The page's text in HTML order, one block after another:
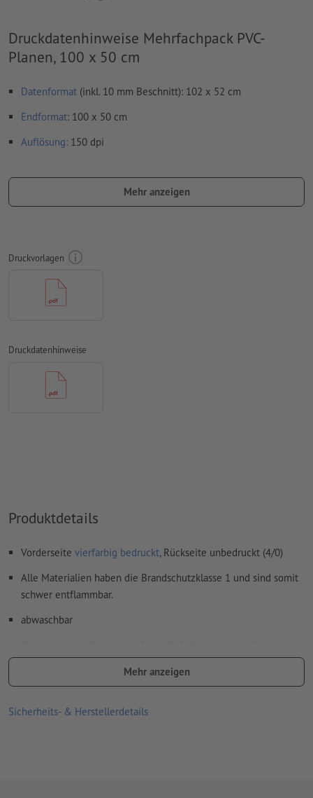
Druckdatenhinweise Mehrfachpack PVC-
Planen, 100 x 50 cm
Datenformat (inkl. 10 mm Beschnitt): 102 x 52 cm
Endformat: 100 x 50 cm
Auflösung: 150 dpi
Schriftenmüssen vollständig eingebettet oder in Kurven
Farbmodus:CMYK, FOGRA51 (PSO Coated v3)
Rechtschreib- und Satzfehler
Überdruckeneinstellungen
Inhalte vonFormularfeldern
Wie lege ich Druckdaten richtig an?
Mehr anzeigen
Druckvorlagen
Druckdatenhinweise
Produktdetails
Vorderseite vierfarbig bedruckt, Rückseite unbedruckt (4/0)
Alle Materialien haben die Brandschutzklasse 1 und sind somit
schwer entflammbar.
abwaschbar
Rand im Abstand von etwa 50 cm platziert.
Ösen werden gemäß Leserichtung verarbeitet
optionale Zusatzartikel: Spannsets
Mehr anzeigen
Sicherheits- & Herstellerdetails